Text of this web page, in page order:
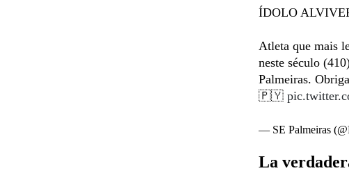
ÍDOLO
Atleta que mais
neste século
Palmeiras.
🇵🇾
— SE Palmeiras
La